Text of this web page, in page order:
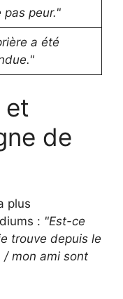
pas peur."
a été
et
de
plus
: "Est-ce
trouve depuis le
/ mon ami sont